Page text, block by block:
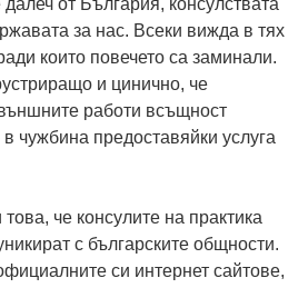
от България, консулствата
за нас. Всеки вижда в тях
които повечето са заминали.
и цинично, че
работи всъщност
чужбина предоставяйки услуга
че консулите на практика
с българските общности.
си интернет сайтове,